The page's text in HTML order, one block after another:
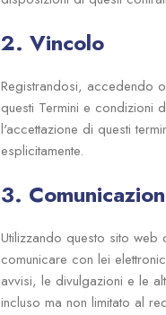
2. Vincolo
Registrandosi, accedendo
questi Termini e condizioni
l'accettazione di questi
esplicitamente.
3.
Utilizzando questo sito
comunicare con lei
avvisi, le divulgazioni e le
incluso ma non limitato al